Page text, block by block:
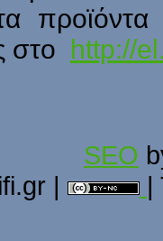
στο
http://
SEO
|
|